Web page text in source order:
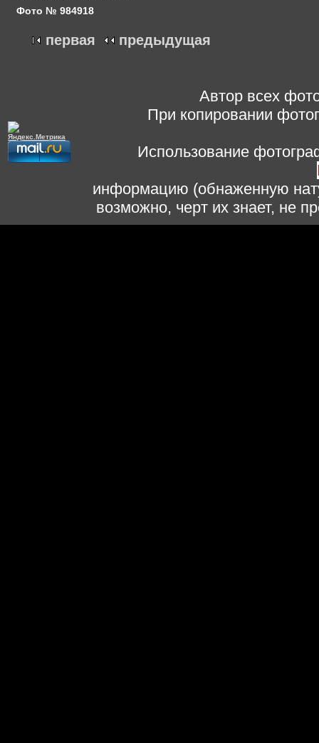
Фото № 984918
первая предыдущая
Автор всех
При копировании
Использование
информацию (обнаженную
возможно, черт их знает, не